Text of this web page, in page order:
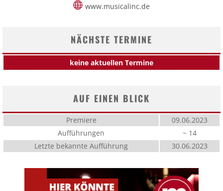
www.musicalinc.de
NÄCHSTE TERMINE
keine aktuellen Termine
AUF EINEN BLICK
Premiere
09.06.2023
Aufführungen
~ 14
Letzte bekannte Aufführung
30.06.2023